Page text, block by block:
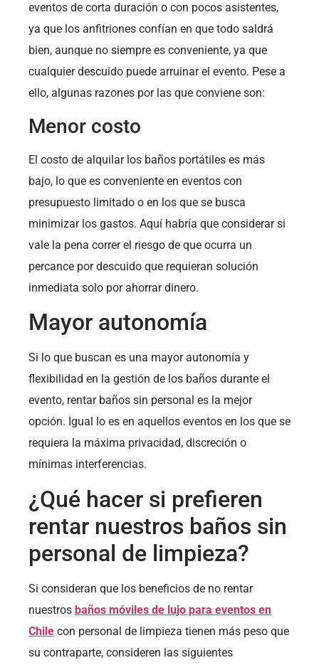
eventos de corta duración o con pocos asistentes,
ya que los anfitriones confían en que todo saldrá
bien, aunque no siempre es conveniente, ya que
cualquier descuido puede arruinar el evento. Pese a
ello, algunas razones por las que conviene son:
Menor costo
El costo de alquilar los baños portátiles es más
bajo, lo que es conveniente en eventos con
presupuesto limitado o en los que se busca
minimizar los gastos. Aquí habría que considerar si
vale la pena correr el riesgo de que ocurra un
percance por descuido que requieran solución
inmediata solo por ahorrar dinero.
Mayor autonomía
Si lo que buscan es una mayor autonomía y
flexibilidad en la gestión de los baños durante el
evento, rentar baños sin personal es la mejor
opción. Igual lo es en aquellos eventos en los que se
requiera la máxima privacidad, discreción o
mínimas interferencias.
¿Qué hacer si prefieren
rentar nuestros baños sin
personal de limpieza?
Si consideran que los beneficios de no rentar
nuestros baños móviles de lujo para eventos en
Chile con personal de limpieza tienen más peso que
su contraparte, consideren las siguientes